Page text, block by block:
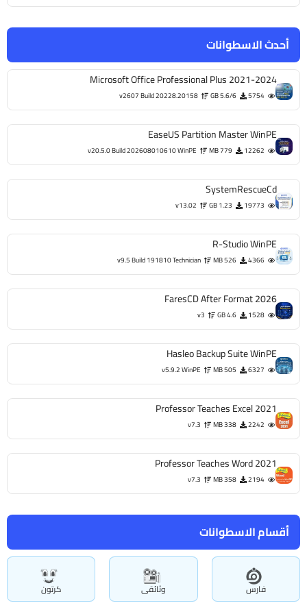
أقسام الاسطوانات
فارس وثائقى كرتون
أحدث الاسطوانات
Microsoft Office Professional Plus 2021-2024
5754
5.6/6 GB
v2607 Build 20228.20158
EaseUS Partition Master WinPE
12262
779 MB
v20.5.0 Build 202608010610 WinPE
SystemRescueCd
19773
1.23 GB
v13.02
R-Studio WinPE
4366
526 MB
v9.5 Build 191810 Technician
FaresCD After Format 2026
1528
4.6 GB
v3
Hasleo Backup Suite WinPE
6327
505 MB
v5.9.2 WinPE
Professor Teaches Excel 2021
2242
338 MB
v7.3
Professor Teaches Word 2021
2194
358 MB
v7.3